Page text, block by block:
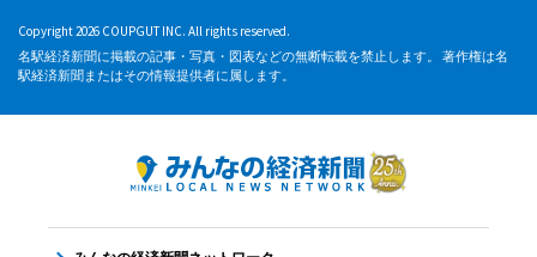
Copyright 2026 COUPGUT INC. All rights reserved.
名駅経済新聞に掲載の記事・写真・図表などの無断転載を禁止します。 著作権は名
駅経済新聞またはその情報提供者に属します。